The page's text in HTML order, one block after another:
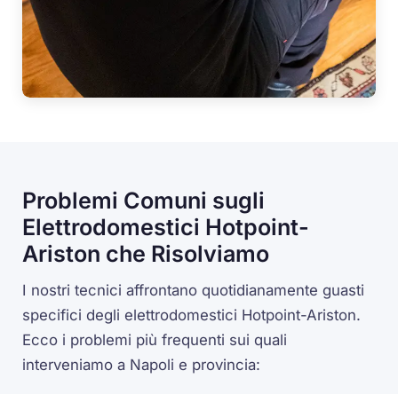
Problemi Comuni sugli
Elettrodomestici Hotpoint-
Ariston che Risolviamo
I nostri tecnici affrontano quotidianamente guasti
specifici degli elettrodomestici Hotpoint-Ariston.
Ecco i problemi più frequenti sui quali
interveniamo a Napoli e provincia: